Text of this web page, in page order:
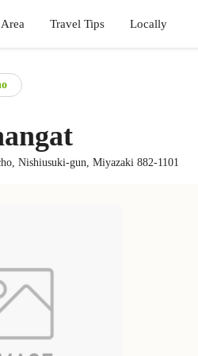
Area Travel Tips Locally
Nishiusuki-gun, Miyazaki 882-1101